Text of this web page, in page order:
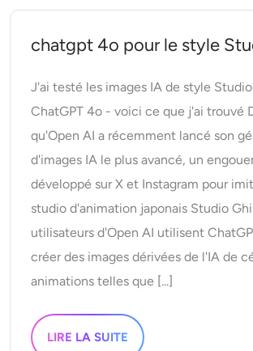
chatgpt 4o pour le style
J'ai testé les images IA de style
ChatGPT 4o - voici ce que j'ai trouvé
qu'Open AI a récemment lancé son
d'images IA le plus avancé, un
développé sur X et Instagram pour
studio d'animation japonais Studio
utilisateurs d'Open AI utilisent
créer des images dérivées de l'IA de
animations telles que [...]
LIRE LA SUITE